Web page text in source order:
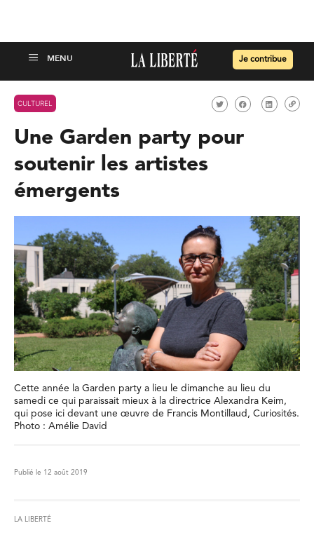
Je contribue
CULTUREL
Une Garden party pour
soutenir les artistes
émergents
Cette année la Garden party a lieu le dimanche au lieu du
samedi ce qui paraissait mieux à la directrice Alexandra Keim,
qui pose ici devant une œuvre de Francis Montillaud, Curiosités.
Photo : Amélie David
Publié le 12 août 2019
LA LIBERTÉ